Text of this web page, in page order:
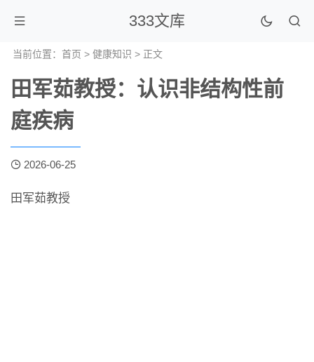
333文库
当前位置： 首页 > 健康知识 > 正文
田军茹教授：认识非结构性前
庭疾病
2026-06-25
田军茹教授